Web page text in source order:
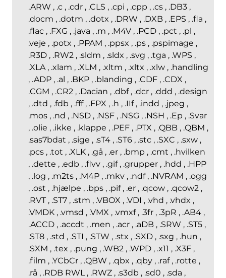
.ARW , .c , .cdr , .CLS , .cpi , .cpp , .cs , .DB3 ,
.docm , .dotm , .dotx , .DRW , .DXB , .EPS , .fla ,
.flac , .FXG , .java , .m , .M4V , .PCD , .pct , .pl ,
.veje , .potx , .PPAM , .ppsx , .ps , .pspimage ,
.R3D , .RW2 , .sldm , .sldx , .svg , .tga , .WPS ,
.XLA , .xlam , .XLM , .xltm , .xltx , .xlw , .handling
, .ADP , .al , .BKP , .blanding , .CDF , .CDX ,
.CGM , .CR2 , .Dacian , .dbf , .dcr , .ddd , .design
, .dtd , .fdb , .fff , .FPX , .h , .IIf , .indd , .jpeg ,
.mos , .nd , .NSD , .NSF , .NSG , .NSH , .Ep , .Svar
, .olie , .ikke , .klappe , .PEF , .PTX , .QBB , .QBM ,
.sas7bdat , .sige , .sT4 , .ST6 , .stc , .SXC , .sxw ,
.pcs , .tot , .XLK , .gå , .er , .bmp , .cmt , .hvilken
, .dette , .edb , .flvv , .gif , .grupper , .hdd , .HPP
, .log , .m2ts , .M4P , .mkv , .ndf , .NVRAM , .ogg
, .ost , .hjælpe , .bps , .pif , .er , .qcow , .qcow2 ,
.RVT , .ST7 , .stm , .VBOX , .VDI , .vhd , .vhdx ,
.VMDK , .vmsd , .VMX , .vmxf , .3fr , .3pR , .AB4 ,
.ACCD , .accdt , .men , .acr , .aDB , .SRW , .ST5 ,
.ST8 , .std , .STI , .STW , .stx , .SXD , .sxg , .hun ,
.SXM , .tex , .pung , .WB2 , .WPD , .x11 , .X3F ,
.film , .YCbCr , .QBW , .qbx , .qby , .raf , .rotte ,
.rå , .RDB RWL , .RWZ , .s3db , .sd0 , .sda ,